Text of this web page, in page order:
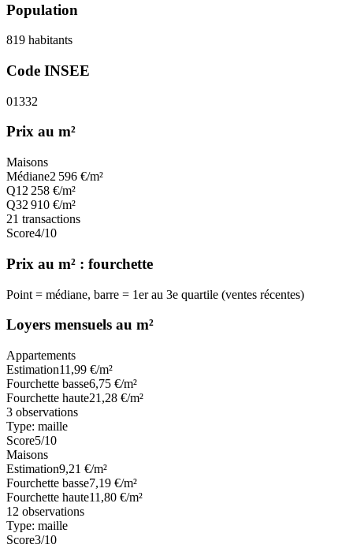
Population
819 habitants
Code INSEE
01332
Prix au m²
Maisons
Médiane2 596 €/m²
Q1 2 258 €/m²
Q32 910 €/m²
21 transactions
Score4/10
Prix au m² : fourchette
Point = médiane, barre = 1er au 3e quartile (ventes récentes)
Loyers mensuels au m²
Appartements
Estimation11,99 €/m²
Fourchette basse6,75 €/m²
Fourchette haute21,28 €/m²
3 observations
Type: maille
Score5/10
Maisons
Estimation9,21 €/m²
Fourchette basse7,19 €/m²
Fourchette haute11,80 €/m²
12 observations
Type: maille
Score3/10